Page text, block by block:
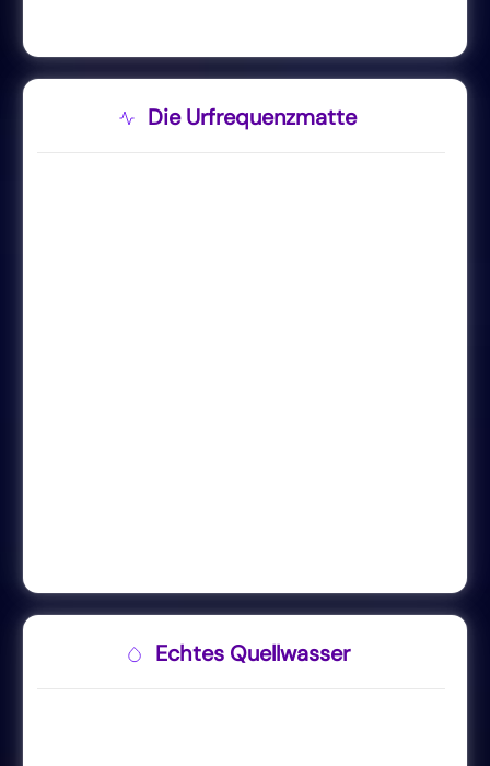
Die Urfrequenzmatte
Echtes Quellwasser